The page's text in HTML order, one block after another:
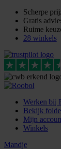
Scherpe
Gratis
Ruime
28 winkels
Werken bij
Bekijk
Mijn
Winkels
Mandje